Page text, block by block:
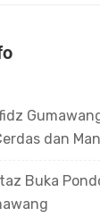
dan
Buka